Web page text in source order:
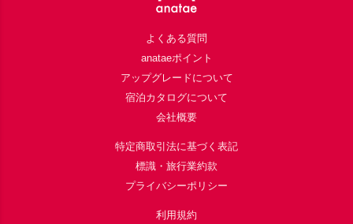
よくある質問
anataeポイント
アップグレードについて
宿泊カタログについて
会社概要
特定商取引法に基づく表記
標識・旅行業約款
プライバシーポリシー
利用規約